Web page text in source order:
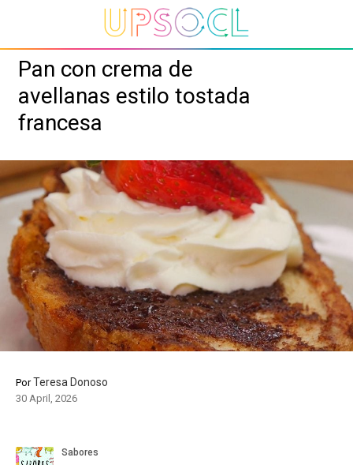
Pan con crema de
avellanas estilo tostada
francesa
PorTeresa Donoso
30 April, 2026